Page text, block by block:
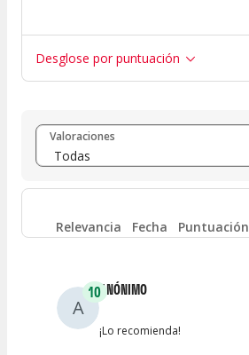
Desglose por puntuación
Entre 8 y 10 (12)
Entre 6 y 8 (0)
Entre 4 y 6 0
Entre 0 y 2
Valoraciones
Relevancia Fecha Puntuación
A
10ANÓNIMO
¡Lo recomienda!